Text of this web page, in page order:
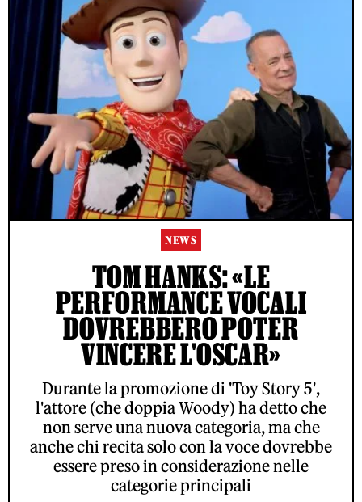
NEWS
TOM HANKS: «LE
PERFORMANCE VOCALI
DOVREBBERO POTER
VINCERE L'OSCAR»
Durante la promozione di 'Toy Story 5',
l'attore (che doppia Woody) ha detto che
non serve una nuova categoria, ma che
anche chi recita solo con la voce dovrebbe
essere preso in considerazione nelle
categorie principali